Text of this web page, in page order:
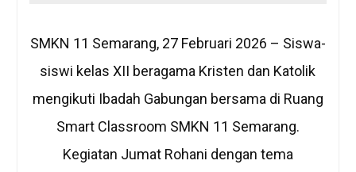
SMKN 11 Semarang, 27 Februari 2026 – Siswa-
siswi kelas XII beragama Kristen dan Katolik
mengikuti Ibadah Gabungan bersama di Ruang
Smart Classroom SMKN 11 Semarang.
Kegiatan Jumat Rohani dengan tema